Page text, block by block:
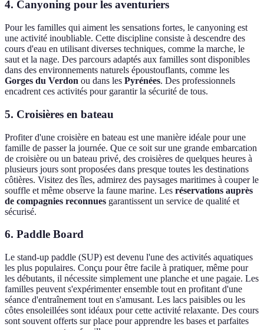
4. Canyoning pour les aventuriers
Pour les familles qui aiment les sensations fortes, le canyoning est
une activité inoubliable. Cette discipline consiste à descendre des
cours d'eau en utilisant diverses techniques, comme la marche, le
saut et la nage. Des parcours adaptés aux familles sont disponibles
dans des environnements naturels époustouflants, comme les
Gorges du Verdon ou dans les Pyrénées. Des professionnels
encadrent ces activités pour garantir la sécurité de tous.
5. Croisières en bateau
Profiter d'une croisière en bateau est une manière idéale pour une
famille de passer la journée. Que ce soit sur une grande embarcation
de croisière ou un bateau privé, des croisières de quelques heures à
plusieurs jours sont proposées dans presque toutes les destinations
côtières. Visitez des îles, admirez des paysages maritimes à couper le
souffle et même observe la faune marine. Les réservations auprès
de compagnies reconnues garantissent un service de qualité et
sécurisé.
6. Paddle Board
Le stand-up paddle (SUP) est devenu l'une des activités aquatiques
les plus populaires. Conçu pour être facile à pratiquer, même pour
les débutants, il nécessite simplement une planche et une pagaie. Les
familles peuvent s'expérimenter ensemble tout en profitant d'une
séance d'entraînement tout en s'amusant. Les lacs paisibles ou les
côtes ensoleillées sont idéaux pour cette activité relaxante. Des cours
sont souvent offerts sur place pour apprendre les bases et parfaites